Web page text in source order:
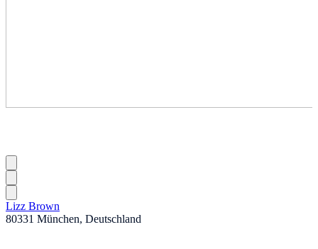
Lizz Brown
80331 München, Deutschland